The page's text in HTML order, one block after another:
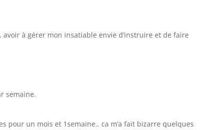
à gérer mon insatiable envie d’instruire et de faire
semaine.
pour un mois et 1semaine.. ca m’a fait bizarre quelques